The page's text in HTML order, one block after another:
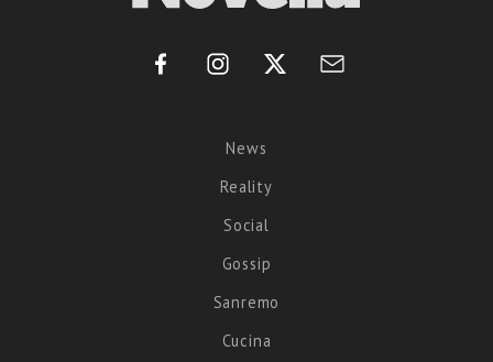
News
Reality
Social
Gossip
Sanremo
Cucina